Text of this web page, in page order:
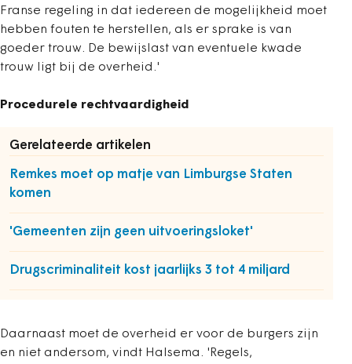
Franse regeling in dat iedereen de mogelijkheid moet
hebben fouten te herstellen, als er sprake is van
goeder trouw. De bewijslast van eventuele kwade
trouw ligt bij de overheid.'
Procedurele rechtvaardigheid
Gerelateerde artikelen
Remkes moet op matje van Limburgse Staten
komen
'Gemeenten zijn geen uitvoeringsloket'
Drugscriminaliteit kost jaarlijks 3 tot 4 miljard
Daarnaast moet de overheid er voor de burgers zijn
en niet andersom, vindt Halsema. 'Regels,